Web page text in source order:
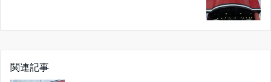
関連記事